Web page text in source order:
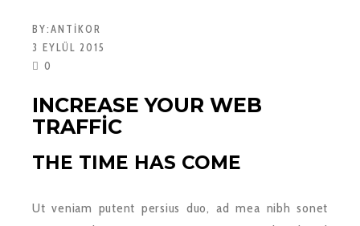
BY:ANTIKOR
3 EYLÜL 2015
0
INCREASE YOUR WEB
TRAFFIC
THE TIME HAS COME
Ut veniam putent persius duo, ad mea nibh sonet